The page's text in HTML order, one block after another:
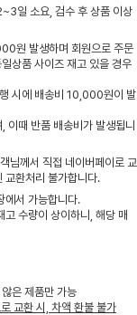
일 소요, 검수 후 상품 이상
원 발생하며 회원으로 주문
상품 사이즈 재고 있을 경우
시에 배송비 10,000원이 발
이때 반품 배송비가 발생됩니
님께서 직접 네이버페이로 교
교환처리 불가합니다.
에서 가능합니다.
수량이 상이하니, 해당 매
은 제품만 가능
교환 시, 차액 환불 불가